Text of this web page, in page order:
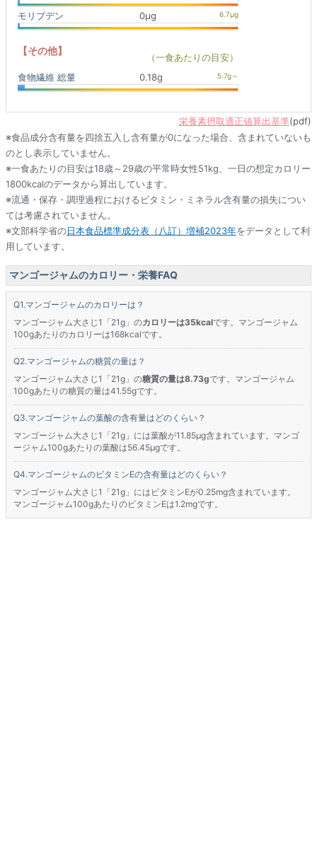
モリブデン 0μg
【その他】
（一食あたりの目安）
食物繊維 総量
0.18g
栄養素摂取適正値算出基準(pdf)
※食品成分含有量を四捨五入し含有量が0になった場合、含まれていないも
のとし表示していません。
※一食あたりの目安は18歳～29歳の平常時女性51kg、一日の想定カロリー
1800kcalのデータから算出しています。
※流通・保存・調理過程におけるビタミン・ミネラル含有量の損失につい
ては考慮されていません。
※文部科学省の日本食品標準成分表（八訂）増補2023年をデータとして利
用しています。
マンゴージャムのカロリー・栄養FAQ
マンゴージャムのカロリーは？
マンゴージャム大さじ1「21g」のカロリーは35kcalです。マンゴージャム
100gあたりのカロリーは168kcalです。
マンゴージャムの糖質の量は？
マンゴージャム大さじ1「21g」の糖質の量は8.73gです。マンゴージャム
100gあたりの糖質の量は41.55gです。
マンゴージャムの葉酸の含有量はどのくらい？
マンゴージャム大さじ1「21g」には葉酸が11.85μg含まれています。マンゴ
ージャム100gあたりの葉酸は56.45μgです。
マンゴージャムのビタミンEの含有量はどのくらい？
マンゴージャム大さじ1「21g」にはビタミンEが0.25mg含まれています。
マンゴージャム100gあたりのビタミンEは1.2mgです。